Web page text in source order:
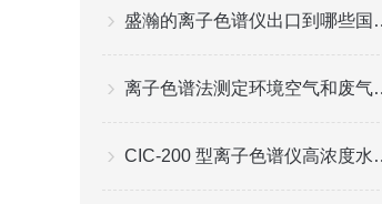
盛瀚的离
离子色谱法测
CIC-200 型